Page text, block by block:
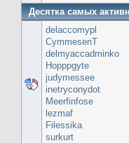
Десятка самых
delaccomypl
CymmesenT
delmyaccadminko
Hopppgyte
judymessee
inetryconydot
Meerfinfose
lezmaf
Filessika
surkurt